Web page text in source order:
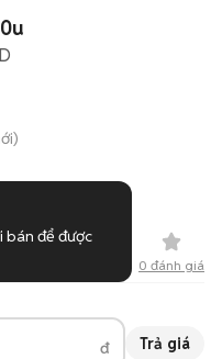
0 đánh giá
đ Trả giá
bán để được